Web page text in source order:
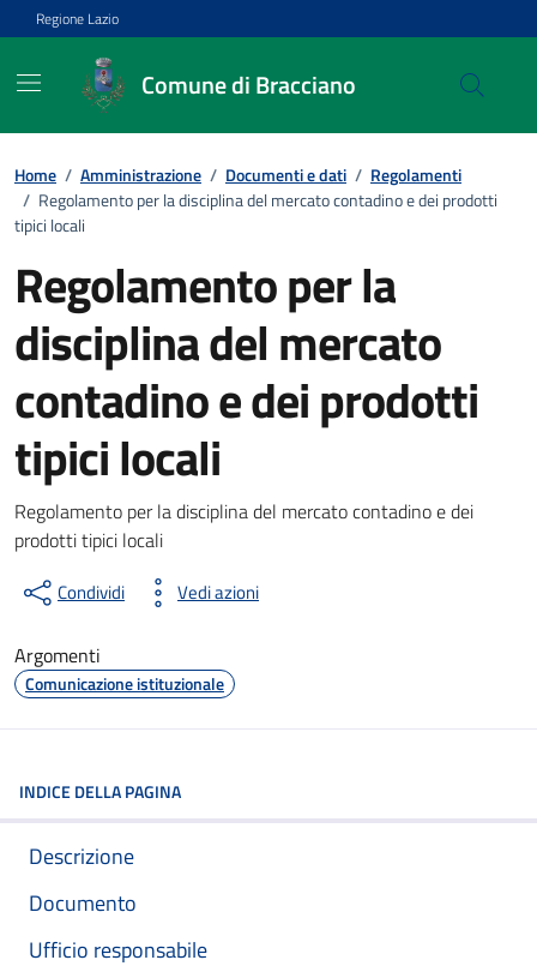
Vai ai contenuti
Vai al footer
Regione Lazio
Comune di Bracciano
Home / Amministrazione / Documenti e dati / Regolamenti
/ Regolamento per la disciplina del mercato contadino e dei prodotti
tipici locali
Regolamento per la
disciplina del mercato
contadino e dei prodotti
tipici locali
Dettagli del documento
Regolamento per la disciplina del mercato contadino e dei
prodotti tipici locali
Condividi Vedi azioni
Argomenti
Comunicazione istituzionale
INDICE DELLA PAGINA
Descrizione
Documento
Ufficio responsabile